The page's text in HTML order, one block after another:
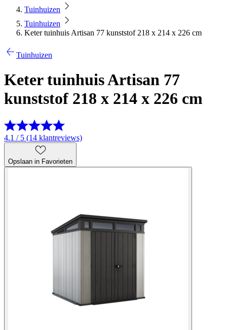
Tuinhuizen
Tuinhuizen
Keter tuinhuis Artisan 77 kunststof 218 x 214 x 226 cm
Tuinhuizen
Keter tuinhuis Artisan 77
kunststof 218 x 214 x 226 cm
4.1 / 5 (14 klantreviews)
Opslaan in Favorieten